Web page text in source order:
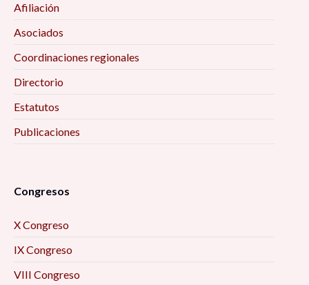
Afiliación
Asociados
Coordinaciones regionales
Directorio
Estatutos
Publicaciones
Congresos
X Congreso
IX Congreso
VIII Congreso